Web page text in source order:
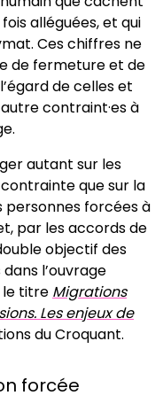
alléguées, et qui
Ces chiffres ne
de fermeture et de
de celles et
autre contraint·es à
autant sur les
que sur la
personnes forcées à
par les accords de
objectif des
l’ouvrage
le titre Migrations
Les enjeux de
du Croquant.
forcée